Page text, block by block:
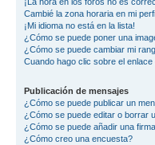
Cambié la zona horaria en mi
¡Mi idioma no está en la lista!
¿Cómo se puede poner una
¿Cómo se puede cambiar mi
Cuando hago clic sobre el
Publicación de mensajes
¿Cómo se puede publicar un
¿Cómo se puede editar o borrar
¿Cómo se puede añadir una
¿Cómo creo una encuesta?